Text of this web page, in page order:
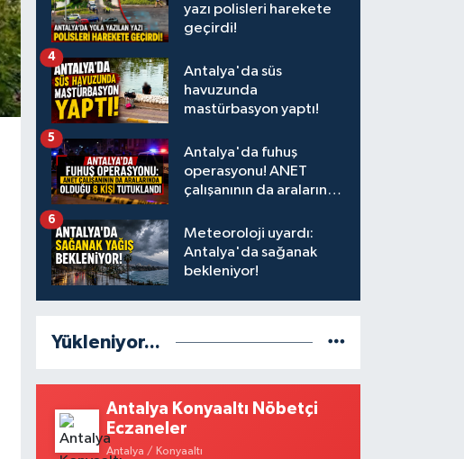
yazı polisleri harekete
geçirdi!
Antalya'da süs
havuzunda
mastürbasyon yaptı!
4
Antalya'da fuhuş
operasyonu! ANET
çalışanının da aralarında
5
Meteoroloji uyardı:
Antalya'da sağanak
bekleniyor!
6
Yükleniyor...
Antalya Konyaaltı Nöbetçi
Eczaneler
Antalya / Konyaaltı